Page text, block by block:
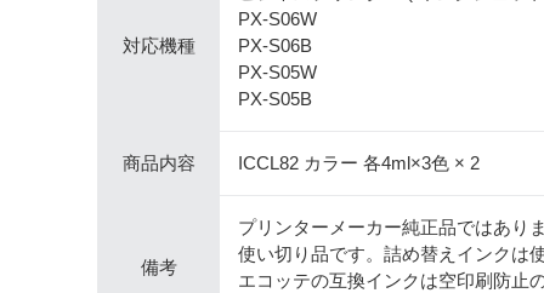
対応機種
PX-S06W
PX-S06B
PX-S05W
PX-S05B
商品内容 ICCL82 カラー 各4ml×3色 × 2
備考
プリンターメーカー純正品ではあり
使い切り品です。詰め替えインクは
エコッテの互換インクは空印刷防止